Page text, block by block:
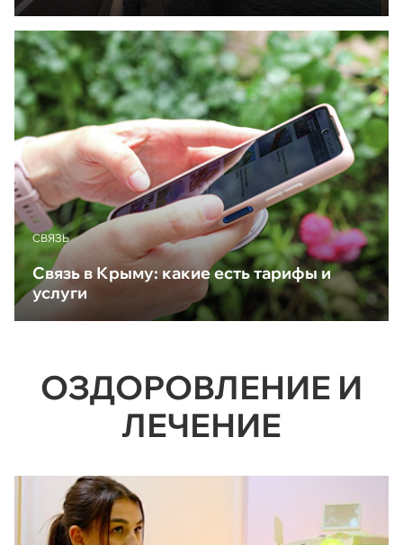
CВЯЗЬ
Связь в Крыму: какие есть тарифы и
услуги
ОЗДОРОВЛЕНИЕ И
ЛЕЧЕНИЕ